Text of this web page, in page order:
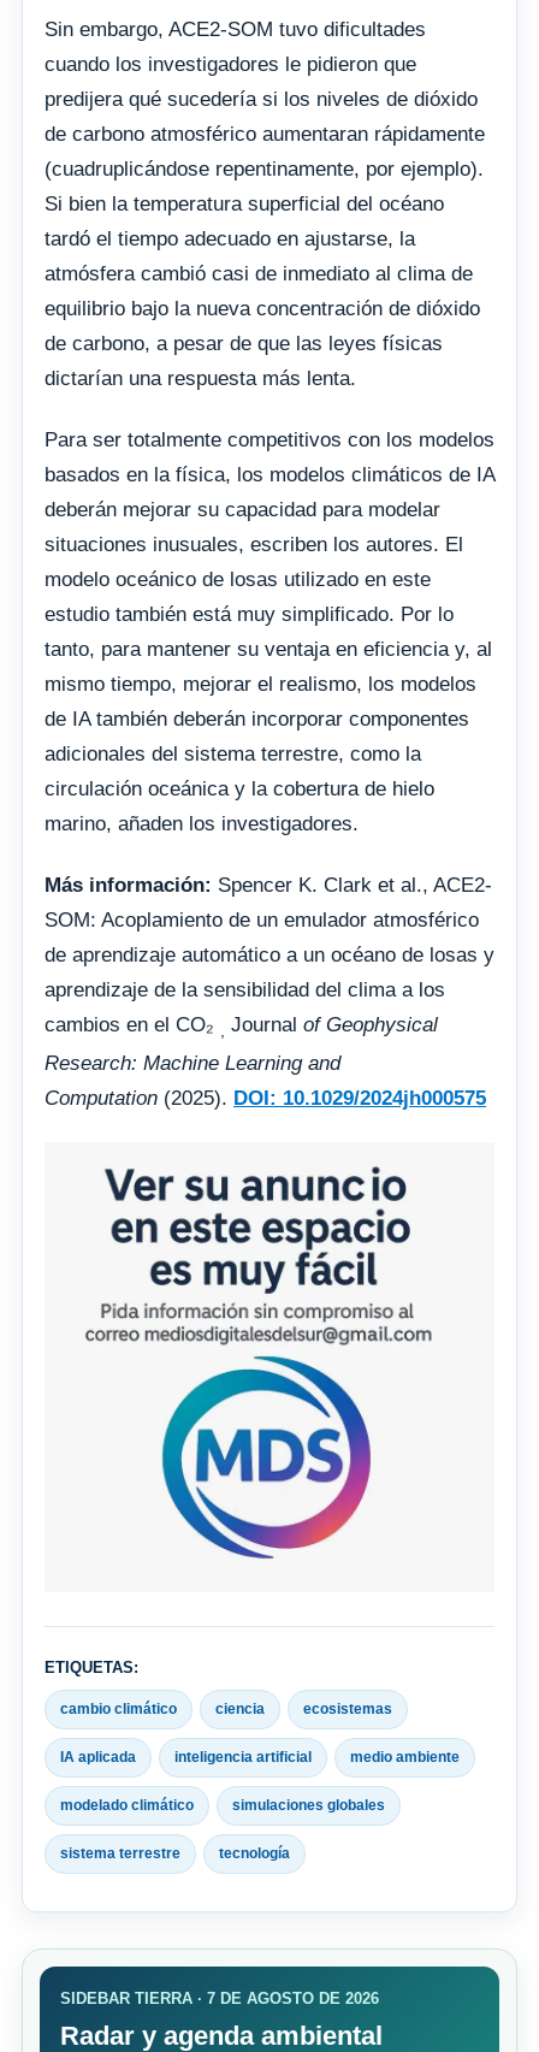
Sin embargo, ACE2-SOM tuvo dificultades
cuando los investigadores le pidieron que
predijera qué sucedería si los niveles de dióxido
de carbono atmosférico aumentaran rápidamente
(cuadruplicándose repentinamente, por ejemplo).
Si bien la temperatura superficial del océano
tardó el tiempo adecuado en ajustarse, la
atmósfera cambió casi de inmediato al clima de
equilibrio bajo la nueva concentración de dióxido
de carbono, a pesar de que las leyes físicas
dictarían una respuesta más lenta.
Para ser totalmente competitivos con los modelos
basados ​​en la física, los modelos climáticos de IA
deberán mejorar su capacidad para modelar
situaciones inusuales, escriben los autores. El
modelo oceánico de losas utilizado en este
estudio también está muy simplificado. Por lo
tanto, para mantener su ventaja en eficiencia y, al
mismo tiempo, mejorar el realismo, los modelos
de IA también deberán incorporar componentes
adicionales del sistema terrestre, como la
circulación oceánica y la cobertura de hielo
marino, añaden los investigadores.
Más información: Spencer K. Clark et al., ACE2-
SOM: Acoplamiento de un emulador atmosférico
de aprendizaje automático a un océano de losas y
aprendizaje de la sensibilidad del clima a los
cambios en el CO₂ , Journal of Geophysical
Research: Machine Learning and
Computation (2025). DOI: 10.1029/2024jh000575
ETIQUETAS:
cambio climático ciencia ecosistemas
IA aplicada inteligencia artificial medio ambiente
modelado climático simulaciones globales
sistema terrestre tecnología
SIDEBAR TIERRA · 7 DE AGOSTO DE 2026
Radar y agenda ambiental